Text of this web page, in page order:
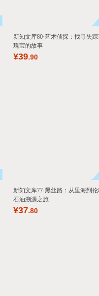
新知文库80·艺术侦探：找寻失
瑰宝的故事
¥39.90
新知文库77·黑丝路：从里海到
石油溯源之旅
¥37.80